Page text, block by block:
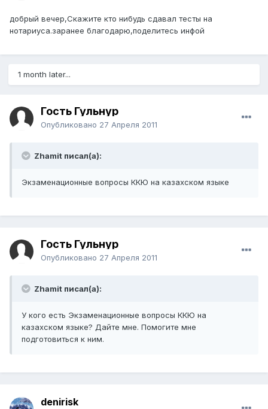
добрый вечер,Скажите кто нибудь сдавал тесты на
нотариуса.заранее благодарю,поделитесь инфой
1 month later...
Гость Гульнур
Опубликовано 27 Апреля 2011
Zhamit писал(а):
Экзаменационные вопросы ККЮ на казахском языке
Гость Гульнур
Опубликовано 27 Апреля 2011
Zhamit писал(а):
У кого есть Экзаменационные вопросы ККЮ на
казахском языке? Дайте мне. Помогите мне
подготовиться к ним.
denirisk